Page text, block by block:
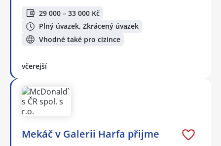
29 000 – 33 000 Kč
Plný úvazek, Zkrácený úvazek
Vhodné také pro cizince
včerejší
Mekáč v Galerii Harfa přijme